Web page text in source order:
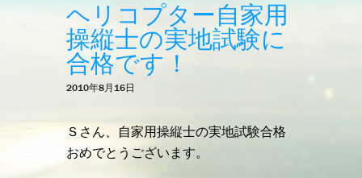
ヘリコプター自家用
操縦士の実地試験に
合格です！
2010年8月16日
Ｓさん、自家用操縦士の実地試験合格
おめでとうございます。